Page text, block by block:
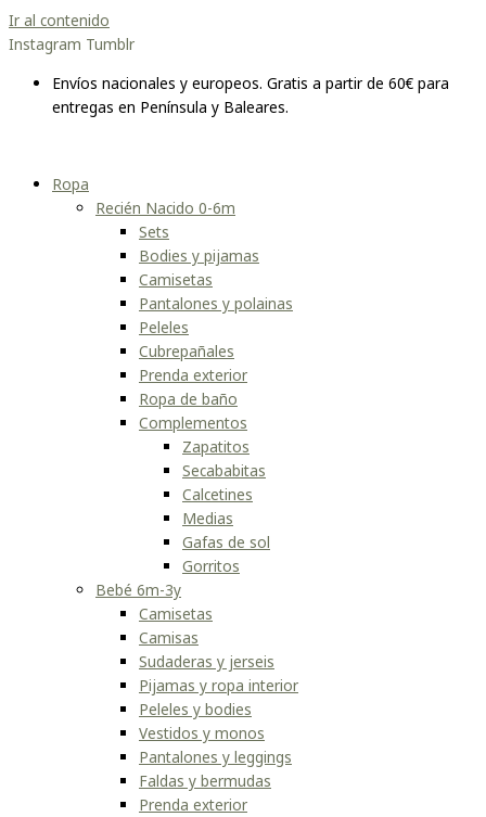
Ir al contenido
Instagram Tumblr
Envíos nacionales y europeos. Gratis a partir de 60€ para
entregas en Península y Baleares.
Ropa
Recién Nacido 0-6m
Sets
Bodies y pijamas
Camisetas
Pantalones y polainas
Peleles
Cubrepañales
Prenda exterior
Ropa de baño
Complementos
Zapatitos
Secababitas
Calcetines
Medias
Gafas de sol
Gorritos
Bebé 6m-3y
Camisetas
Camisas
Sudaderas y jerseis
Pijamas y ropa interior
Peleles y bodies
Vestidos y monos
Pantalones y leggings
Faldas y bermudas
Prenda exterior